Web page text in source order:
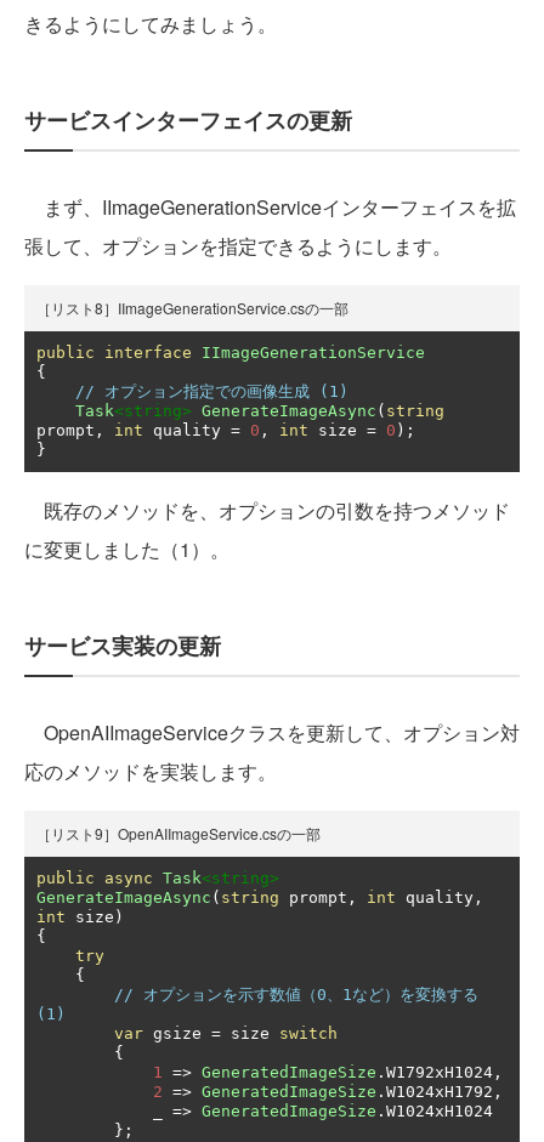
きるようにしてみましょう。
サービスインターフェイスの更新
まず、IImageGenerationServiceインターフェイスを拡
張して、オプションを指定できるようにします。
［リスト8］IImageGenerationService.csの一部
public interface
IImageGenerationService
{
// オプション指定での画像生成 (1)
Task<string> GenerateImageAsync ( string
prompt , int quality = 0 , int size = 0 );
}
既存のメソッドを、オプションの引数を持つメソッド
に変更しました（1）。
サービス実装の更新
OpenAIImageServiceクラスを更新して、オプション対
応のメソッドを実装します。
［リスト9］OpenAIImageService.csの一部
public async Task<string>
GenerateImageAsync ( string prompt , int quality ,
int size )
{
try
{
// オプションを示す数値（0、1など）を変換する
(1)
var gsize = size switch
{
1 => GeneratedImageSize . W1792xH1024 ,
2 => GeneratedImageSize . W1024xH1792 ,
=> GeneratedImageSize . W1024xH1024
};